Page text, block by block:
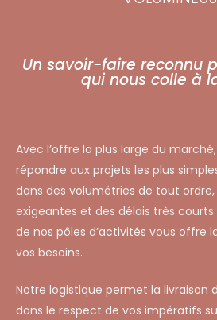
Un savoir-faire reconnu
qui nous colle à
Avec l’offre la plus large du
répondre aux projets les plus
dans des volumétries de tout
exigeantes et des délais très
de nos pôles d’activités vous offre
vos besoins.
Notre logistique permet la livraison
dans le respect de vos impératifs